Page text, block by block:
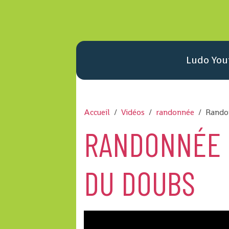
Ludo
Accueil Vidéos randonnée
DU DOUBS